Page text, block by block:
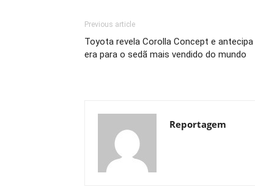
Previous article
Toyota revela Corolla Concept e
era para o sedã mais vendido do mundo
Reportagem